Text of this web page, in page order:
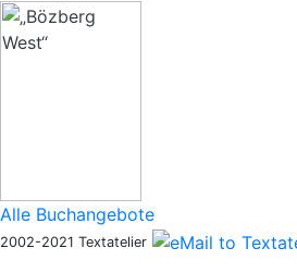
Alle Buchangebote
2002-2021 Textatelier